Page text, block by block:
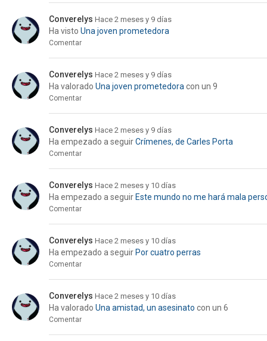
Converelys Hace 2 meses y 9 días
Ha visto Una joven prometedora
Comentar
Converelys Hace 2 meses y 9 días
Ha valorado Una joven prometedora con un 9
Comentar
Converelys Hace 2 meses y 9 días
Ha empezado a seguirCrímenes, de Carles Porta
Comentar
Converelys Hace 2 meses y 10 días
Ha empezado a seguir Este mundo no me hará mala
Comentar
Converelys Hace 2 meses y 10 días
Ha empezado a seguir Por cuatro perras
Comentar
Converelys Hace 2 meses y 10 días
Ha valorado Una amistad, un asesinato con un 6
Comentar